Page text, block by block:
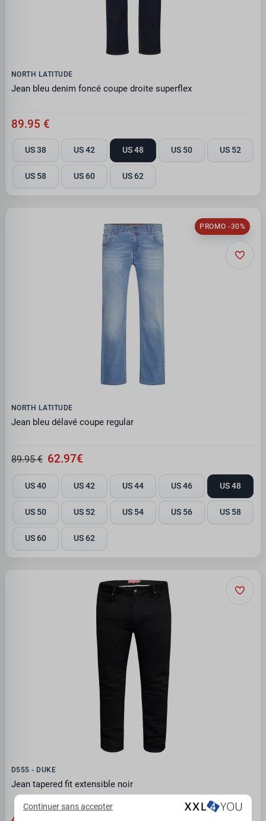
NORTH LATITUDE
Jean bleu denim foncé coupe droite superflex
89.95 €
US 38 US 42 US 48 US 50 US 52
US 58 US 60 US 62
PROMO -30%
NORTH LATITUDE
Jean bleu délavé coupe regular
89.95 € 62.97€
US 40 US 42 US 44 US 46 US 48
US 50 US 52 US 54 US 56 US 58
US 60 US 62
D555 - DUKE
Jean tapered fit extensible noir
Continuer sans accepter